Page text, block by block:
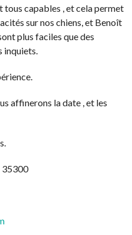
tous capables , et cela permet
sur nos chiens, et Benoît
plus faciles que des
inquiets.
affinerons la date , et les
35300